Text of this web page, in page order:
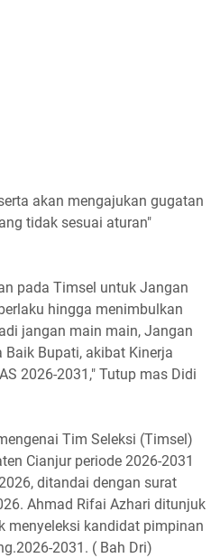
akan mengajukan gugatan
tidak sesuai aturan"
pada Timsel untuk Jangan
hingga menimbulkan
jangan main main, Jangan
Bupati, akibat Kinerja
2026-2031," Tutup mas Didi
Tim Seleksi (Timsel)
Cianjur periode 2026-2031
ditandai dengan surat
Ahmad Rifai Azhari ditunjuk
menyeleksi kandidat pimpinan
2031. ( Bah Dri)